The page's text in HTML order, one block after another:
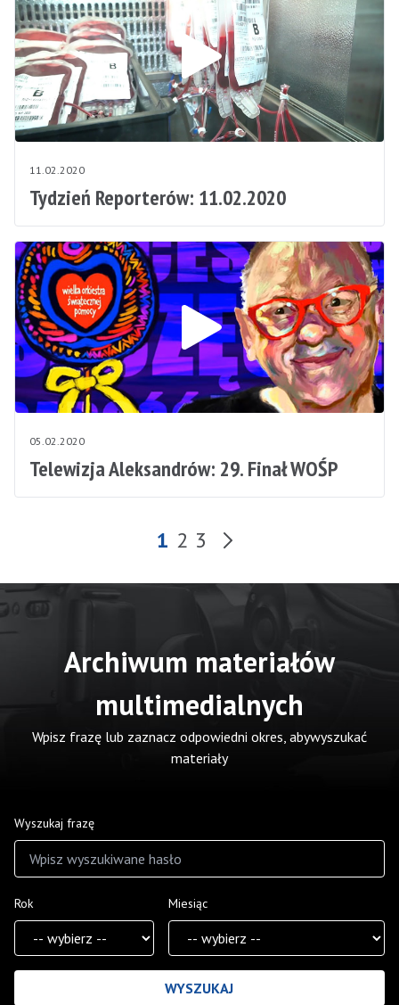
11.02.2020
Tydzień Reporterów: 11.02.2020
05.02.2020
Telewizja Aleksandrów: 29. Finał WOŚP
1 2 3
Archiwum materiałów
multimedialnych
Wpisz frazę lub zaznacz odpowiedni okres, abywyszukać
materiały
Wyszukaj frazę
Rok Miesiąc